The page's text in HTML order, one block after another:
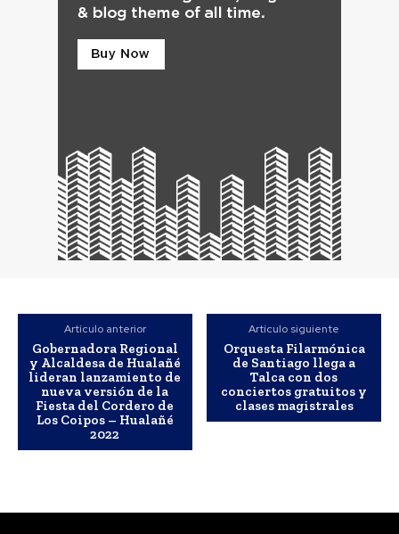
Artículo anterior
Gobernadora Regional
y Alcaldesa de Hualañé
lideran lanzamiento de
nueva versión de la
Fiesta del Cordero de
Los Coipos – Hualañé
2022
Artículo siguiente
Orquesta Filarmónica
de Santiago llega a
Talca con dos
conciertos gratuitos y
clases magistrales